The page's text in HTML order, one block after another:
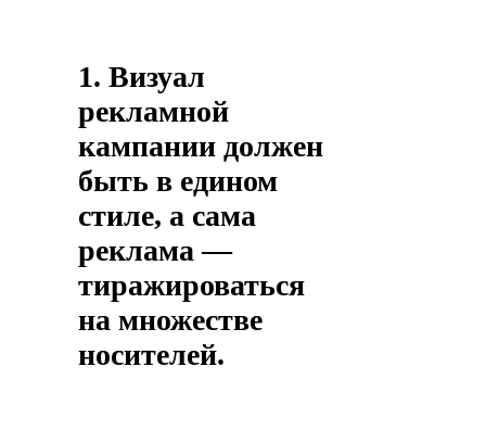
1. Визуал
рекламной
кампании должен
быть в едином
стиле, а сама
реклама —
тиражироваться
на множестве
носителей.